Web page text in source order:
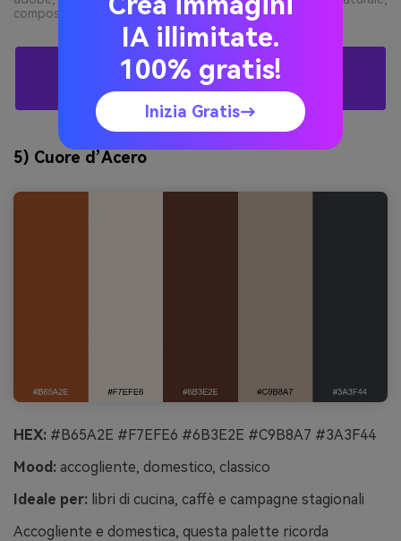
composizione pulita --ar 16:9
Crea Visual Con Palette Tawny Grazie All'AI
Gratis
5) Cuore d’Acero
HEX: #B65A2E #F7EFE6 #6B3E2E #C9B8A7 #3A3F44
Mood: accogliente, domestico, classico
Ideale per: libri di cucina, caffè e campagne stagionali
Accogliente e domestica, questa palette ricorda
IA illimitate.
100% gratis!
Inizia Gratis→